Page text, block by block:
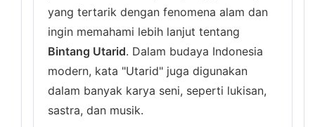
yang tertarik dengan fenomena alam dan
ingin memahami lebih lanjut tentang
Bintang Utarid. Dalam budaya Indonesia
modern, kata "Utarid" juga digunakan
dalam banyak karya seni, seperti lukisan,
sastra, dan musik.